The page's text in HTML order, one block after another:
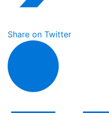
Share on Twitter